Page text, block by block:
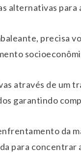
alternativas
precisa
através de um
garantindo
da
para concentrar